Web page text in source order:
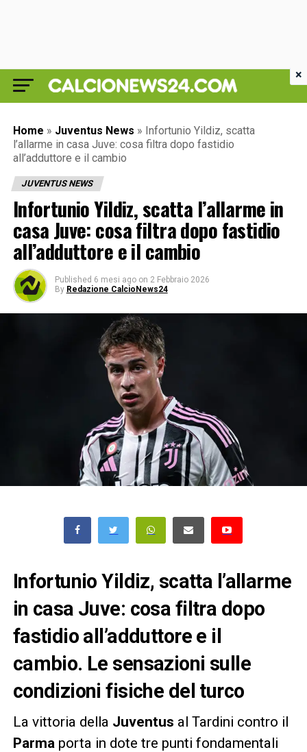
Home » Juventus News » Infortunio Yildiz, scatta
l’allarme in casa Juve: cosa filtra dopo fastidio
all’adduttore e il cambio
JUVENTUS NEWS
Infortunio Yildiz, scatta l’allarme in
casa Juve: cosa filtra dopo fastidio
all’adduttore e il cambio
Published 6 mesi ago on 2 Febbraio 2026
By Redazione CalcioNews24
Infortunio Yildiz, scatta l’allarme
in casa Juve: cosa filtra dopo
fastidio all’adduttore e il
cambio. Le sensazioni sulle
condizioni fisiche del turco
La vittoria della Juventus al Tardini contro il
Parma porta in dote tre punti fondamentali
×